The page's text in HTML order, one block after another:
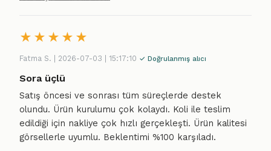
★ ★ ★ ★ ★
Fatma S. | 2026-07-03 | 15:17:10 ✓ Doğrulanmış alıcı
Sora üçlü
Satış öncesi ve sonrası tüm süreçlerde destek
olundu. Ürün kurulumu çok kolaydı. Koli ile teslim
edildiği için nakliye çok hızlı gerçekleşti. Ürün kalitesi
görsellerle uyumlu. Beklentimi %100 karşıladı.